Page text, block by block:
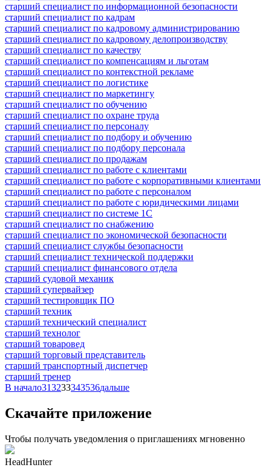
старший специалист по информационной безопасности
старший специалист по кадрам
старший специалист по кадровому администрированию
старший специалист по кадровому делопроизводству
старший специалист по качеству
старший специалист по компенсациям и льготам
старший специалист по контекстной рекламе
старший специалист по логистике
старший специалист по маркетингу
старший специалист по обучению
старший специалист по охране труда
старший специалист по персоналу
старший специалист по подбору и обучению
старший специалист по подбору персонала
старший специалист по продажам
старший специалист по работе с клиентами
старший специалист по работе с корпоративными клиентами
старший специалист по работе с персоналом
старший специалист по работе с юридическими лицами
старший специалист по системе 1С
старший специалист по снабжению
старший специалист по экономической безопасности
старший специалист службы безопасности
старший специалист технической поддержки
старший специалист финансового отдела
старший судовой механик
старший супервайзер
старший тестировщик ПО
старший техник
старший технический специалист
старший технолог
старший товаровед
старший торговый представитель
старший транспортный диспетчер
старший тренер
В начало313233343536дальше
Скачайте приложение
Чтобы получать уведомления о приглашениях мгновенно
HeadHunter